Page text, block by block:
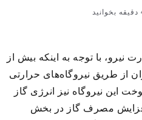
نیرو، با توجه به اینکه بیش از
از طریق نیروگاه‌های حرارتی
این نیروگاه نیز انرژی گاز
مصرف گاز در بخش